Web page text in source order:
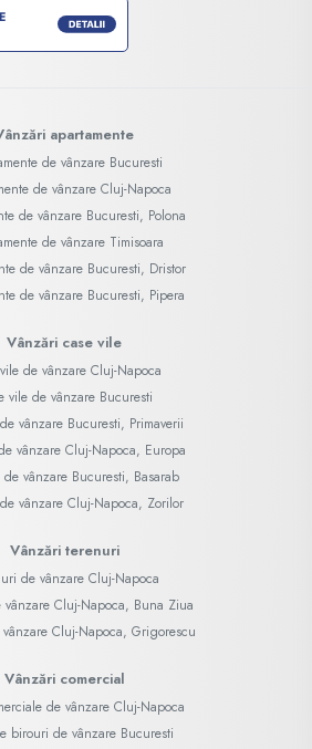
apartamente
de vânzare Bucuresti
de vânzare Cluj-Napoca
de vânzare Bucuresti, Polona
de vânzare Timisoara
de vânzare Bucuresti, Dristor
de vânzare Bucuresti, Pipera
Vânzări case vile
de vânzare Cluj-Napoca
vile de vânzare Bucuresti
vânzare Bucuresti, Primaverii
vânzare Cluj-Napoca, Europa
de vânzare Bucuresti, Basarab
vânzare Cluj-Napoca, Zorilor
Vânzări terenuri
de vânzare Cluj-Napoca
vânzare Cluj-Napoca, Buna Ziua
Cluj-Napoca, Grigorescu
Vânzări comercial
de vânzare Cluj-Napoca
birouri de vânzare Bucuresti